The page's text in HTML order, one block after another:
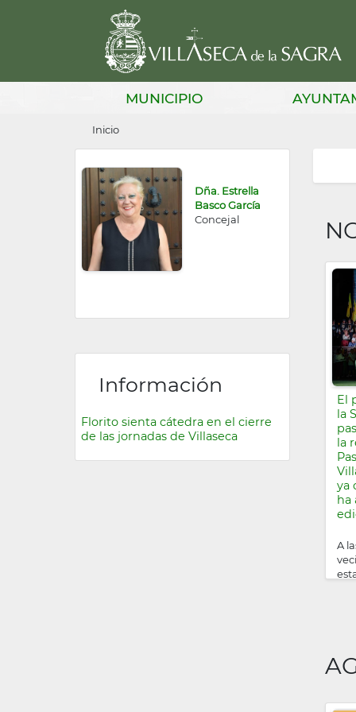
MUNICIPIO
Sobrescribir
enlaces
de
ayuda
a
la
Inicio
Dña. Estrella
Basco García
Concejal
Información
Florito sienta cátedra en el cierre
de las jornadas de Villaseca
El
la
la
ya
ha
A